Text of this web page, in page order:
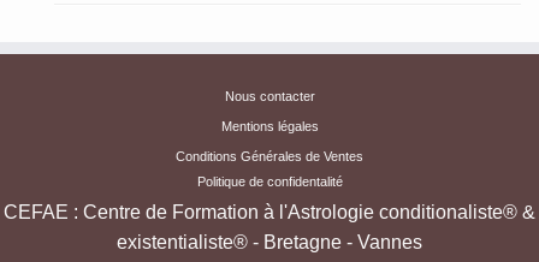
Nous contacter
Mentions légales
Conditions Générales de Ventes
Politique de confidentalité
CEFAE : Centre de Formation à l'Astrologie conditionaliste® &
existentialiste® - Bretagne - Vannes